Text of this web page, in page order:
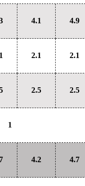
4.1 4.9
2.1 2.1
2.5 2.5
1
4.2 4.7